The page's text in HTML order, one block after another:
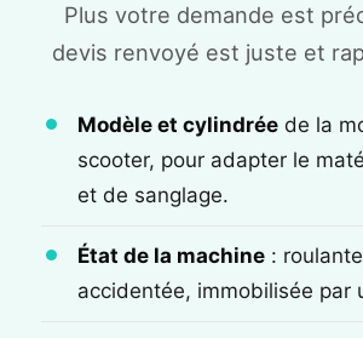
Plus votre demande est
devis renvoyé est juste et
Modèle et cylindrée de la
scooter, pour adapter le
et de sanglage.
État de la machine :
accidentée, immobilisée par